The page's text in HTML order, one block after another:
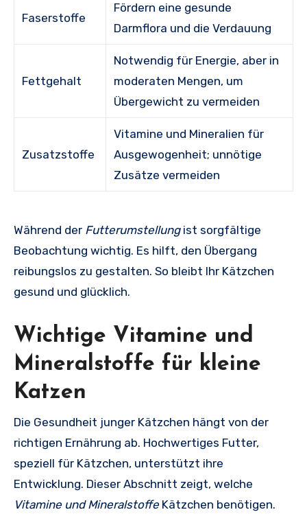
Faserstoffe
Fördern eine gesunde
Darmflora und die Verdauung
Fettgehalt
Notwendig für Energie, aber in
moderaten Mengen, um
Übergewicht zu vermeiden
Zusatzstoffe
Vitamine und Mineralien für
Ausgewogenheit; unnötige
Zusätze vermeiden
Während der Futterumstellungist sorgfältige
Beobachtung wichtig. Es hilft, den Übergang
reibungslos zu gestalten. So bleibt Ihr Kätzchen
gesund und glücklich.
Wichtige Vitamine und
Mineralstoffe für kleine
Katzen
Die Gesundheit junger Kätzchen hängt von der
richtigen Ernährung ab. Hochwertiges Futter,
speziell für Kätzchen, unterstützt ihre
Entwicklung. Dieser Abschnitt zeigt, welche
Vitamine und Mineralstoffe Kätzchen benötigen.